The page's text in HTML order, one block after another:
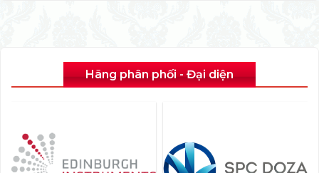
Hãng phân phối - Đại diện